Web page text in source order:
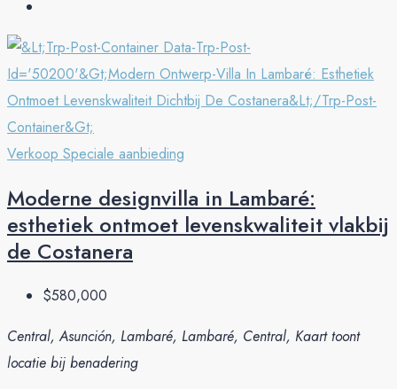
Verkoop Speciale aanbieding
Moderne designvilla in Lambaré:
esthetiek ontmoet levenskwaliteit vlakbij
de Costanera
$580,000
Central, Asunción, Lambaré, Lambaré, Central, Kaart toont
locatie bij benadering